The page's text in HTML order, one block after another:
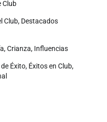
Club
Club, Destacados
Crianza, Influencias
Éxito, Éxitos en Club,